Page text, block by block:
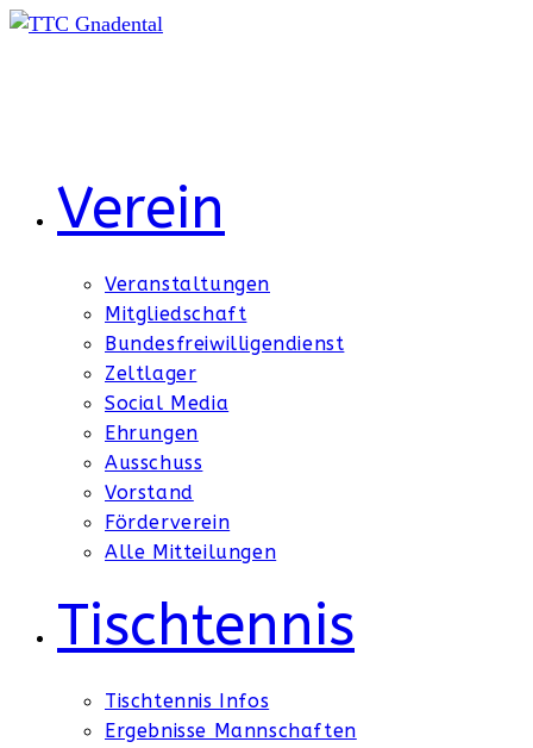
Zum
Verein
Veranstaltungen
Mitgliedschaft
Bundesfreiwilligendienst
Zeltlager
Social Media
Ehrungen
Ausschuss
Vorstand
Förderverein
Alle Mitteilungen
Tischtennis
Tischtennis Infos
Ergebnisse Mannschaften